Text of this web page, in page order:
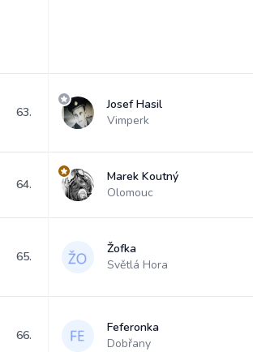
63.
Josef Hasil
Vimperk
64.
Marek Koutný
Olomouc
65.
Žofka
Světlá Hora
66.
Feferonka
Dobřany